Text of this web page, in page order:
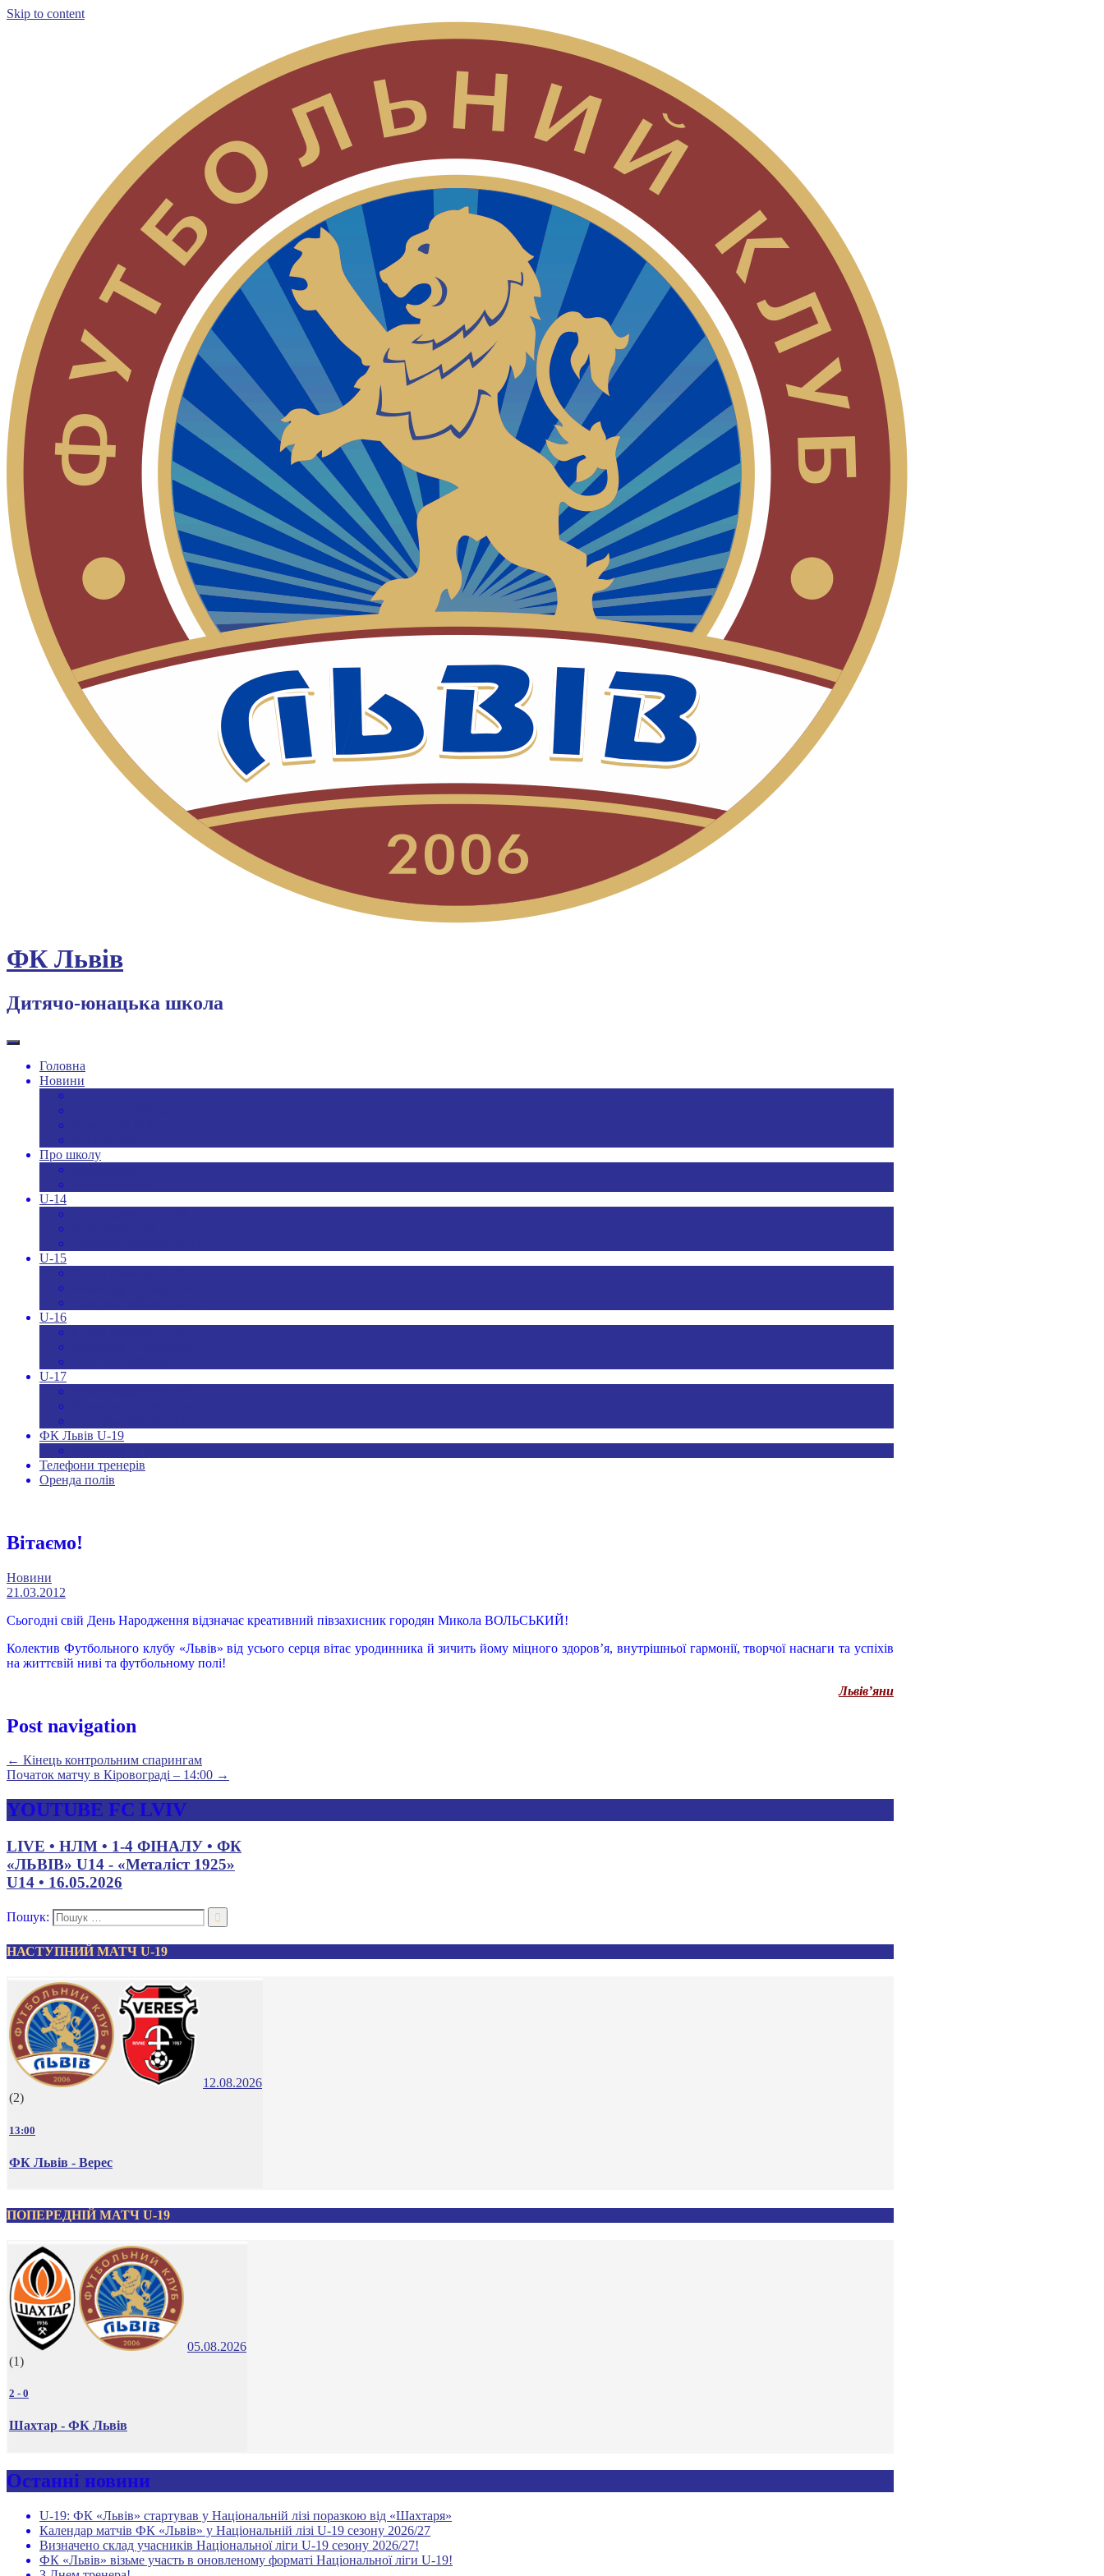
Skip to content
ФК Львів
Дитячо-юнацька школа
Головна
Новини
Про школу
U-14
U-15
U-16
U-17
ФК Львів U-19
Телефони тренерів
Оренда полів
Вітаємо!
Новини
21.03.2012
Сьогодні свій День Народження відзначає креативний півзахисник городян Микола ВОЛЬСЬКИЙ!
Колектив Футбольного клубу «Львів» від усього серця вітає уродинника й зичить йому міцного здоров’я, внутрішньої гармонії, творчої наснаги та успіхів
на життєвій ниві та футбольному полі!
Львів’яни
Post navigation
← Кінець контрольним спарингам
Початок матчу в Кіровограді – 14:00 →
YOUTUBE FC LVIV
LIVE • НЛМ • 1-4 ФІНАЛУ • ФК
«ЛЬВІВ» U14 - «Металіст 1925»
U14 • 16.05.2026
Пошук:
НАСТУПНИЙ МАТЧ U-19
12.08.2026
(2)
13:00
ФК Львів - Верес
ПОПЕРЕДНІЙ МАТЧ U-19
05.08.2026
(1)
2 - 0
Шахтар - ФК Львів
Останні новини
U-19: ФК «Львів» стартував у Національній лізі поразкою від «Шахтаря»
Календар матчів ФК «Львів» у Національній лізі U-19 сезону 2026/27
Визначено склад учасників Національної ліги U-19 сезону 2026/27!
ФК «Львів» візьме участь в оновленому форматі Національної ліги U-19!